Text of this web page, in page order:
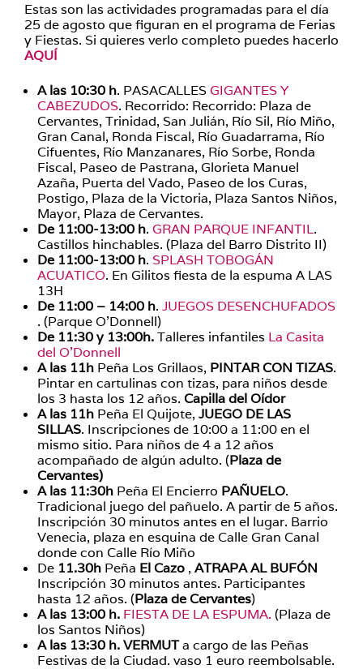
Estas son las actividades programadas para el día
25 de agosto que figuran en el programa de Ferias
y Fiestas. Si quieres verlo completo puedes hacerlo
AQUÍ
A las 10:30 h. PASACALLESGIGANTES Y
CABEZUDOS. Recorrido: Recorrido: Plaza de
Cervantes, Trinidad, San Julián, Río Sil, Río Miño,
Gran Canal, Ronda Fiscal, Río Guadarrama, Río
Cifuentes, Río Manzanares, Río Sorbe, Ronda
Fiscal, Paseo de Pastrana, Glorieta Manuel
Azaña, Puerta del Vado, Paseo de los Curas,
Postigo, Plaza de la Victoria, Plaza Santos Niños,
Mayor, Plaza de Cervantes.
De 11:00-13:00 h. GRAN PARQUE INFANTIL.
Castillos hinchables. (Plaza del Barro Distrito II)
De 11:00-13:00 h. SPLASH TOBOGÁN
ACUATICO. En Gilitos fiesta de la espuma A LAS
13H
De 11:00 – 14:00 h. JUEGOS DESENCHUFADOS
. (Parque O’Donnell)
De 11:30 y 13:00h.Talleres infantiles La Casita
del O’Donnell
A las 11h Peña Los Grillaos, PINTAR CON TIZAS.
Pintar en cartulinas con tizas, para niños desde
los 3 hasta los 12 años. Capilla del Oídor
A las 11h Peña El Quijote, JUEGO DE LAS
SILLAS. Inscripciones de 10:00 a 11:00 en el
mismo sitio. Para niños de 4 a 12 años
acompañado de algún adulto. (Plaza de
Cervantes)
A las 11:30h Peña El Encierro PAÑUELO.
Tradicional juego del pañuelo. A partir de 5 años.
Inscripción 30 minutos antes en el lugar. Barrio
Venecia, plaza en esquina de Calle Gran Canal
donde con Calle Río Miño
De 11.30h Peña El Cazo , ATRAPA AL BUFÓN
Inscripción 30 minutos antes. Participantes
hasta 12 años. (Plaza de Cervantes)
A las 13:00 h. FIESTA DE LA ESPUMA. (Plaza de
los Santos Niños)
A las 13:30 h.VERMUTa cargo de las Peñas
Festivas de la Ciudad. vaso 1 euro reembolsable.